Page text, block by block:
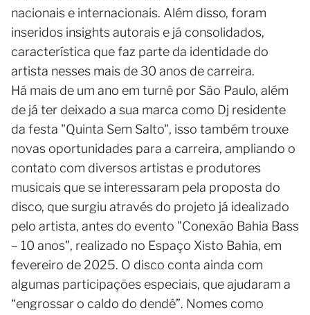
nacionais e internacionais. Além disso, foram
inseridos insights autorais e já consolidados,
característica que faz parte da identidade do
artista nesses mais de 30 anos de carreira.
Há mais de um ano em turnê por São Paulo, além
de já ter deixado a sua marca como Dj residente
da festa "Quinta Sem Salto", isso também trouxe
novas oportunidades para a carreira, ampliando o
contato com diversos artistas e produtores
musicais que se interessaram pela proposta do
disco, que surgiu através do projeto já idealizado
pelo artista, antes do evento "Conexão Bahia Bass
– 10 anos", realizado no Espaço Xisto Bahia, em
fevereiro de 2025. O disco conta ainda com
algumas participações especiais, que ajudaram a
“engrossar o caldo do dendê”. Nomes como